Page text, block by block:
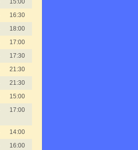
15:00
16:30
18:00
17:00
17:30
21:30
21:30
15:00
17:00
14:00
16:00